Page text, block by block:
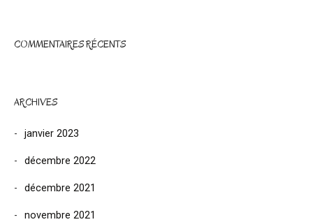
COMMENTAIRES RÉCENTS
ARCHIVES
janvier 2023
décembre 2022
décembre 2021
novembre 2021